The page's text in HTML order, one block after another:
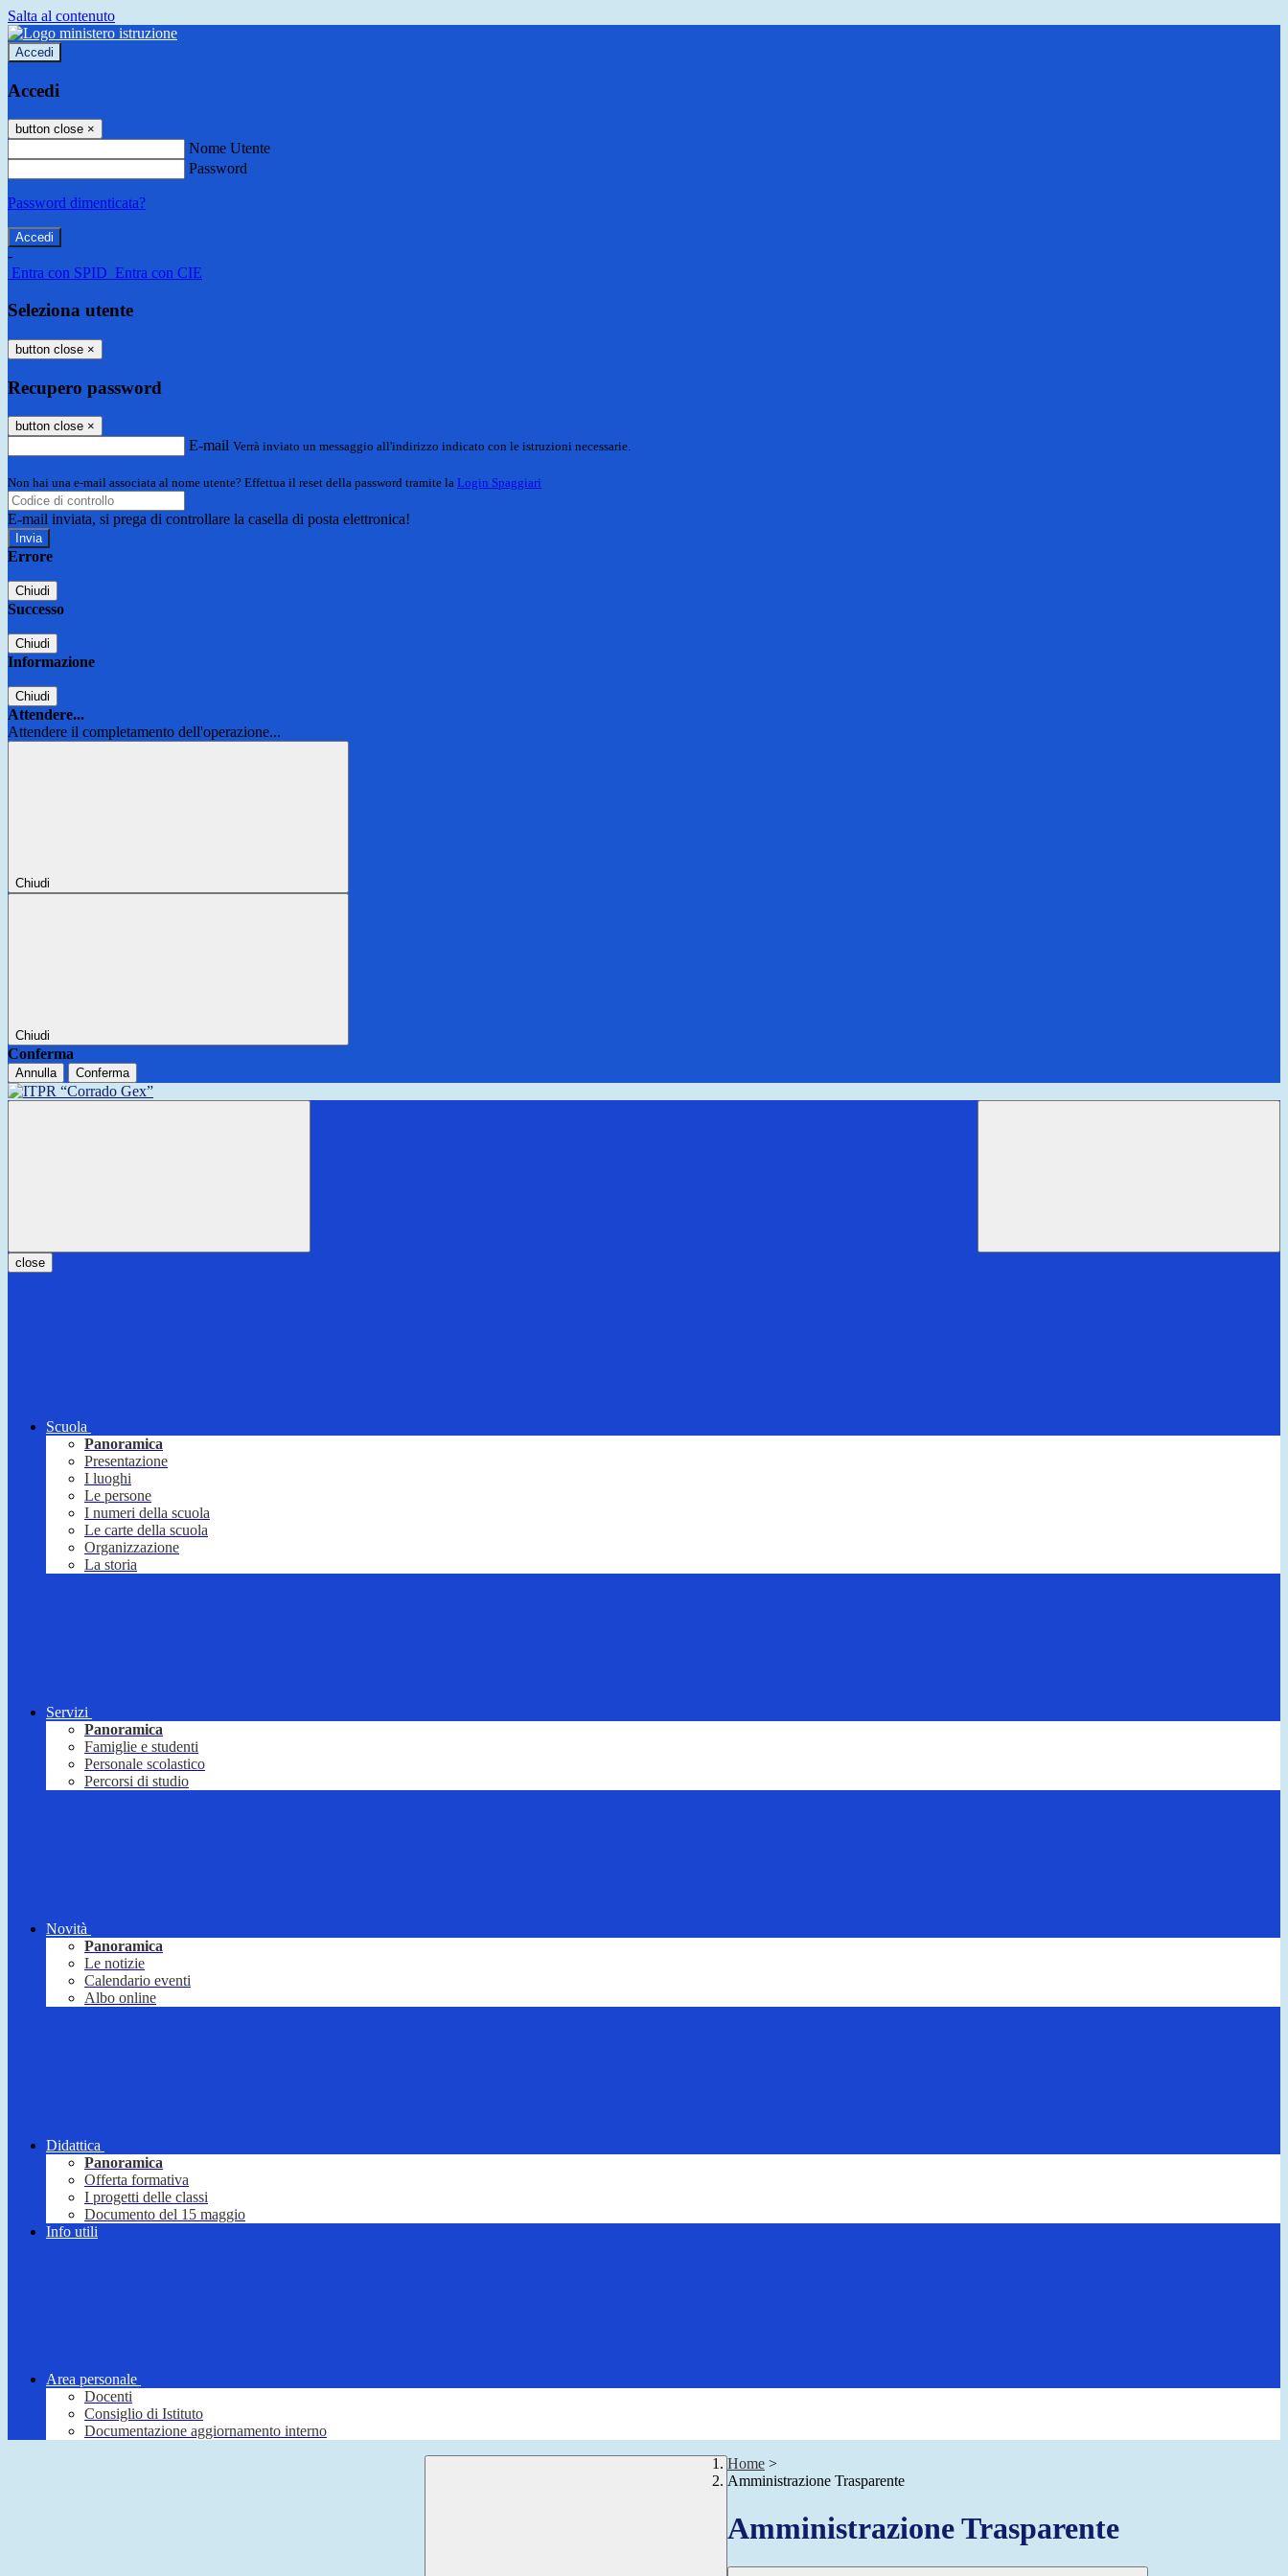
Salta al contenuto
Accedi
Accedi
button close ×
Nome Utente
Password
Password dimenticata?
-
Entra con SPID Entra con CIE
Seleziona utente
button close ×
Recupero password
button close ×
E-mail Verrà inviato un messaggio all'indirizzo indicato con le istruzioni necessarie.
Non hai una e-mail associata al nome utente? Effettua il reset della password tramite la Login Spaggiari
E-mail inviata, si prega di controllare la casella di posta elettronica!
Errore
Chiudi
Successo
Chiudi
Informazione
Chiudi
Attendere...
Attendere il completamento dell'operazione...
Chiudi
Chiudi
Conferma
Annulla Conferma
close
Scuola
Panoramica
Presentazione
I luoghi
Le persone
I numeri della scuola
Le carte della scuola
Organizzazione
La storia
Servizi
Panoramica
Famiglie e studenti
Personale scolastico
Percorsi di studio
Novità
Panoramica
Le notizie
Calendario eventi
Albo online
Didattica
Panoramica
Offerta formativa
I progetti delle classi
Documento del 15 maggio
Info utili
Area personale
Docenti
Consiglio di Istituto
Documentazione aggiornamento interno
Home >
Amministrazione Trasparente
Amministrazione Trasparente